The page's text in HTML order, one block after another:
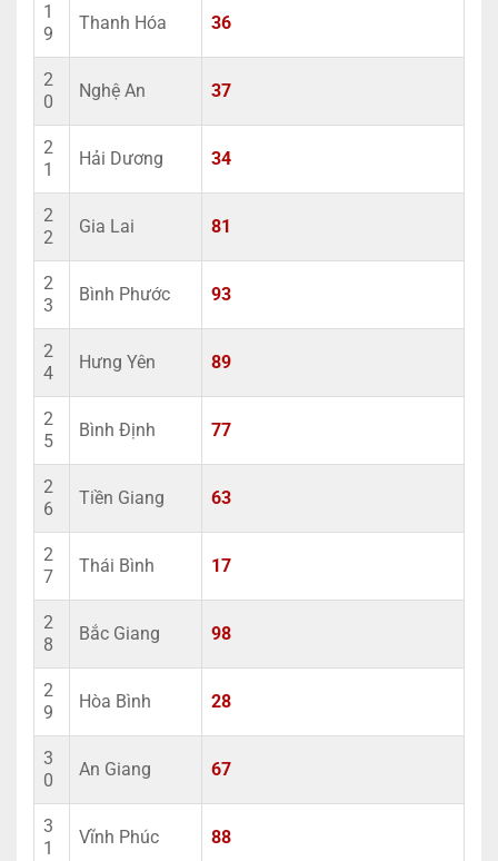
1
9
Thanh Hóa 36
2
0
Nghệ An 37
2
1
Hải Dương 34
2
2
Gia Lai 81
2
3
Bình Phước 93
2
4
Hưng Yên 89
2
5
Bình Định 77
2
6
Tiền Giang 63
2
7
Thái Bình 17
2
8
Bắc Giang 98
2
9
Hòa Bình 28
3
0
An Giang 67
3
1
Vĩnh Phúc 88